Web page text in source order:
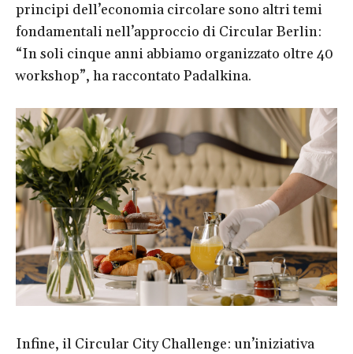
principi dell’economia circolare sono altri temi
fondamentali nell’approccio di Circular Berlin:
“In soli cinque anni abbiamo organizzato oltre 40
workshop”, ha raccontato Padalkina.
Infine, il Circular City Challenge: un’iniziativa